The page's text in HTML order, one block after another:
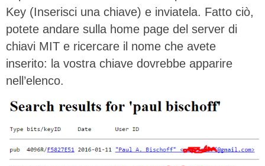
Key (Inserisci una chiave) e inviatela. Fatto ciò,
potete andare sulla home page del server di
chiavi MIT e ricercare il nome che avete
inserito: la vostra chiave dovrebbe apparire
nell’elenco.